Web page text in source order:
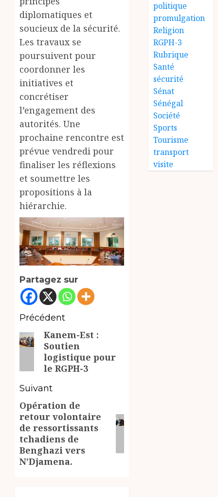
diplomatiques et
soucieux de la sécurité.
Les travaux se
poursuivent pour
coordonner les
initiatives et
concrétiser
l’engagement des
autorités. Une
prochaine rencontre est
prévue vendredi pour
finaliser les réflexions
et soumettre les
propositions à la
hiérarchie.
Partagez sur
Navigation
d’article
Précédent
Article
précédent:
Kanem-Est :
Soutien
logistique pour
le RGPH-3
Suivant
Article
suivant:
Opération de
retour volontaire
de ressortissants
tchadiens de
Benghazi vers
N’Djamena.
politique
promulgation
Religion
RGPH-3
Rubrique
Santé
sécurité
Sénat
Sénégal
Société
Sports
Tourisme
transport
visite